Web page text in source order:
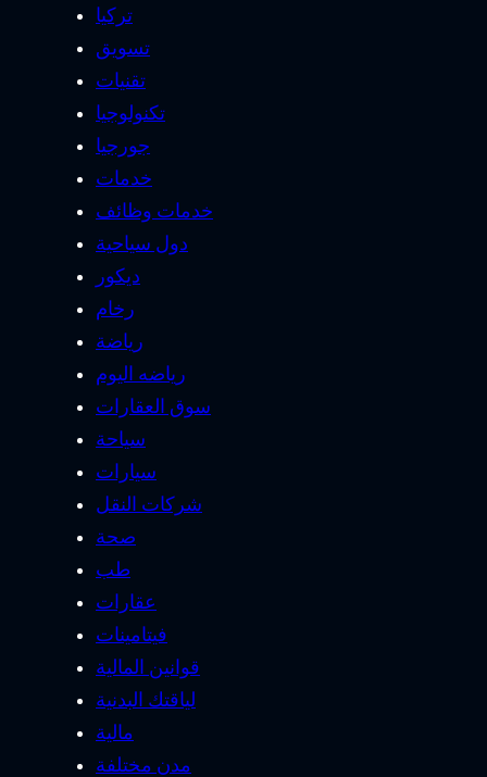
تركيا
تسويق
تقنيات
تكنولوجيا
جورجيا
خدمات
خدمات وظائف
دول سياحية
ديكور
رخام
رياضة
رياضه اليوم
سوق العقارات
سياحة
سيارات
شركات النقل
صحة
طب
عقارات
فيتامينات
قوانين المالية
لياقتك البدنية
مالية
مدن مختلفة